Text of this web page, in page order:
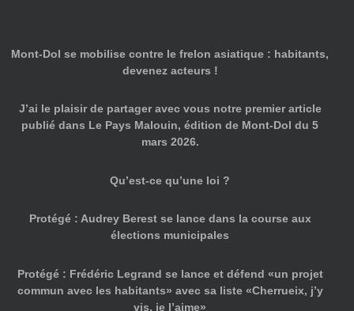
Mont-Dol se mobilise contre le frelon asiatique : habitants,
devenez acteurs !
J’ai le plaisir de partager avec vous notre premier article
publié dans Le Pays Malouin, édition de Mont-Dol du 5
mars 2026.
Qu’est-ce qu’une loi ?
Protégé : Audrey Berest se lance dans la course aux
élections municipales
Protégé : Frédéric Legrand se lance et défend «un projet
commun avec les habitants» avec sa liste «Cherrueix, j’y
vis, je l’aime»